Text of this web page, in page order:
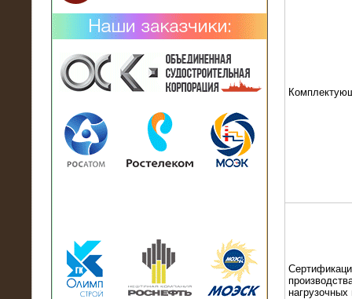
02.02.2019
Нагрузочный комплекс 26 МВт (10
кВ) поставлен в аренду на